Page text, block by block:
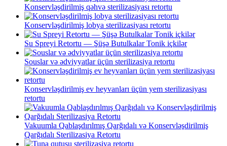
Konservləşdirilmiş qəhvə sterilizasiyası retortu
Konservləşdirilmiş lobya sterilizasiyası retortu
Su Spreyi Retortu — Şüşə Butulkalar Tonik içkilər
Souslar və ədviyyatlar üçün sterilizasiya retortu
Konservləşdirilmiş ev heyvanları üçün yem sterilizasiyası
retortu
Vakuumla Qablaşdırılmış Qarğıdalı və Konservləşdirilmiş
Qarğıdalı Sterilizasiya Retortu